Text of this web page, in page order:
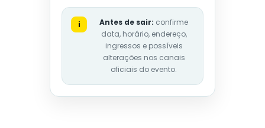
i Antes de sair: confirme
data, horário, endereço,
ingressos e possíveis
alterações nos canais
oficiais do evento.